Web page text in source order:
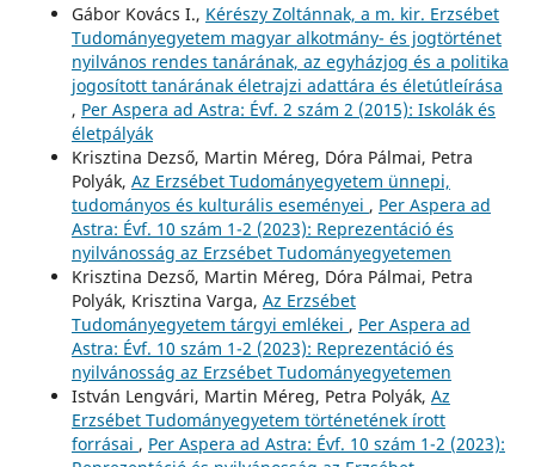
Gábor Kovács I., Kérészy Zoltánnak, a m. kir. Erzsébet
Tudományegyetem magyar alkotmány- és jogtörténet
nyilvános rendes tanárának, az egyházjog és a politika
jogosított tanárának életrajzi adattára és életútleírása
, Per Aspera ad Astra: Évf. 2 szám 2 (2015): Iskolák és
életpályák
Krisztina Dezső, Martin Méreg, Dóra Pálmai, Petra
Polyák, Az Erzsébet Tudományegyetem ünnepi,
tudományos és kulturális eseményei , Per Aspera ad
Astra: Évf. 10 szám 1-2 (2023): Reprezentáció és
nyilvánosság az Erzsébet Tudományegyetemen
Krisztina Dezső, Martin Méreg, Dóra Pálmai, Petra
Polyák, Krisztina Varga, Az Erzsébet
Tudományegyetem tárgyi emlékei , Per Aspera ad
Astra: Évf. 10 szám 1-2 (2023): Reprezentáció és
nyilvánosság az Erzsébet Tudományegyetemen
István Lengvári, Martin Méreg, Petra Polyák, Az
Erzsébet Tudományegyetem történetének írott
forrásai , Per Aspera ad Astra: Évf. 10 szám 1-2 (2023):